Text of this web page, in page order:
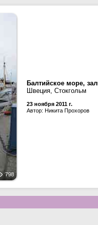
798
Балтийское море,
Швеция, Стокгольм
23 ноября 2011 г.
Автор: Никита Прохоров